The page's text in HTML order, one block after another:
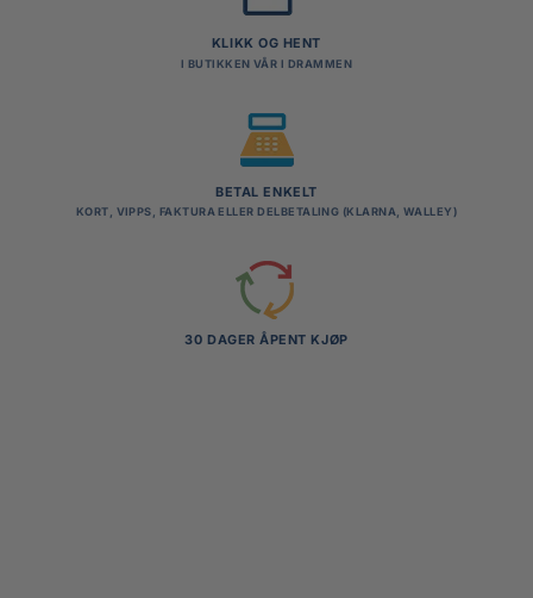
KLIKK OG HENT
I BUTIKKEN VÅR I DRAMMEN
BETAL ENKELT
KORT, VIPPS, FAKTURA ELLER DELBETALING (KLARNA, WALLEY)
30 DAGER ÅPENT KJØP